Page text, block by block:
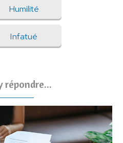
Humilité
Infatué
répondre...